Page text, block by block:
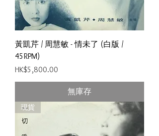
黃凱芹 / 周慧敏 - 情未了 (白版 /
45RPM)
價格
HK$5,800.00
無庫存
現貨